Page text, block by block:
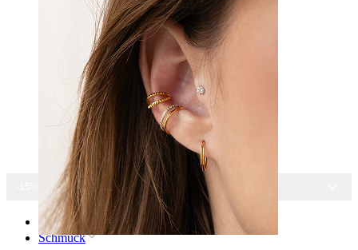
-15% AUF ALLEN SCHMUCK
Startseite
Schmuck